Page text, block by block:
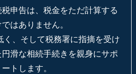
申告は、税金をただ計算する
はありません。
く、そして税務署に指摘を受け
円滑な相続手続きを親身にサポ
ートします。